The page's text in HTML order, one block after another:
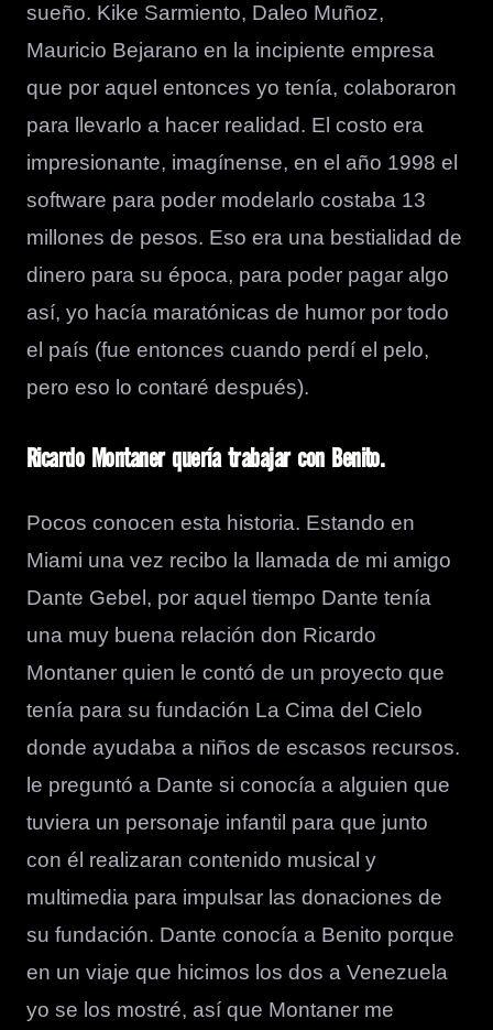
sueño. Kike Sarmiento, Daleo Muñoz,
Mauricio Bejarano en la incipiente empresa
que por aquel entonces yo tenía, colaboraron
para llevarlo a hacer realidad. El costo era
impresionante, imagínense, en el año 1998 el
software para poder modelarlo costaba 13
millones de pesos. Eso era una bestialidad de
dinero para su época, para poder pagar algo
así, yo hacía maratónicas de humor por todo
el país (fue entonces cuando perdí el pelo,
pero eso lo contaré después).
Ricardo Montaner quería trabajar con Benito.
Pocos conocen esta historia. Estando en
Miami una vez recibo la llamada de mi amigo
Dante Gebel, por aquel tiempo Dante tenía
una muy buena relación don Ricardo
Montaner quien le contó de un proyecto que
tenía para su fundación La Cima del Cielo
donde ayudaba a niños de escasos recursos.
le preguntó a Dante si conocía a alguien que
tuviera un personaje infantil para que junto
con él realizaran contenido musical y
multimedia para impulsar las donaciones de
su fundación. Dante conocía a Benito porque
en un viaje que hicimos los dos a Venezuela
yo se los mostré, así que Montaner me